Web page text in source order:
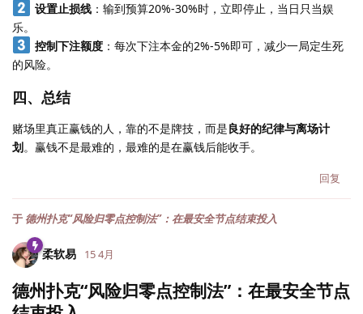
设置止损线：输到预算20%-30%时，立即停止，当日只当娱
乐。
控制下注额度：每次下注本金的2%-5%即可，减少一局定生死
的风险。
四、总结
赌场里真正赢钱的人，靠的不是牌技，而是良好的纪律与离场计
划。赢钱不是最难的，最难的是在赢钱后能收手。
回复
于 德州扑克“风险归零点控制法”：在最安全节点结束投入
柔软易 15 4月
德州扑克“风险归零点控制法”：在最安全节点